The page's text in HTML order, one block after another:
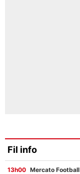
Fil info
13h00 Mercato Football